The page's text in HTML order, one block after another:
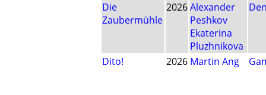
Die
Zaubermühle
2026Alexander
Peshkov
Ekaterina
Pluzhnikova
Dito! 2026 Martin Ang